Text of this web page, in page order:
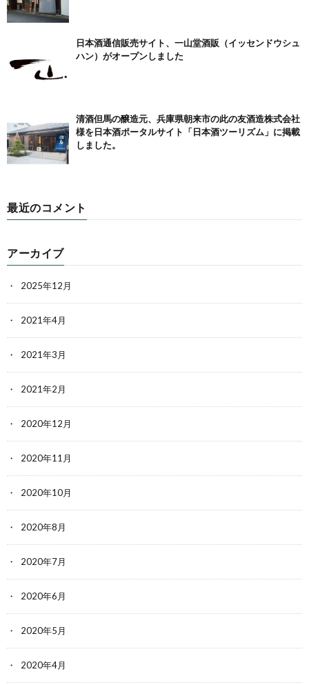
日本酒通信販売サイト、一山堂酒販（イッセンドウシュ
ハン）がオープンしました
清酒但馬の醸造元、兵庫県朝来市の此の友酒造株式会社
様を日本酒ポータルサイト「日本酒ツーリズム」に掲載
しました。
最近のコメント
アーカイブ
2025年12月
2021年4月
2021年3月
2021年2月
2020年12月
2020年11月
2020年10月
2020年8月
2020年7月
2020年6月
2020年5月
2020年4月